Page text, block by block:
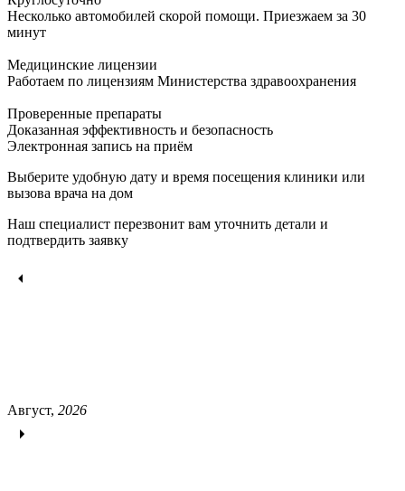
Несколько автомобилей скорой помощи. Приезжаем за 30
минут
Медицинские лицензии
Работаем по лицензиям Министерства здравоохранения
Проверенные препараты
Доказанная эффективность и безопасность
Электронная запись на приём
Выберите удобную дату и время посещения клиники или
вызова врача на дом
Наш специалист перезвонит вам уточнить детали и
подтвердить заявку
Август, 2026